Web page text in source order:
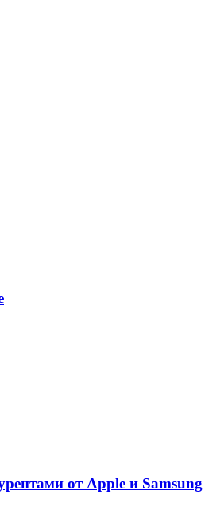
от Apple и Samsung